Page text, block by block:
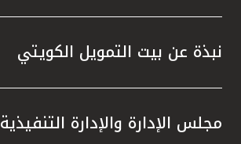
نبذة عن بيت التمويل الكويتي
مجلس الإدارة والإدارة التنفيذية